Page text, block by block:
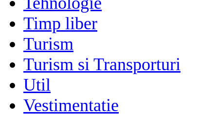
Timp liber
Turism
Turism si Transporturi
Util
Vestimentatie